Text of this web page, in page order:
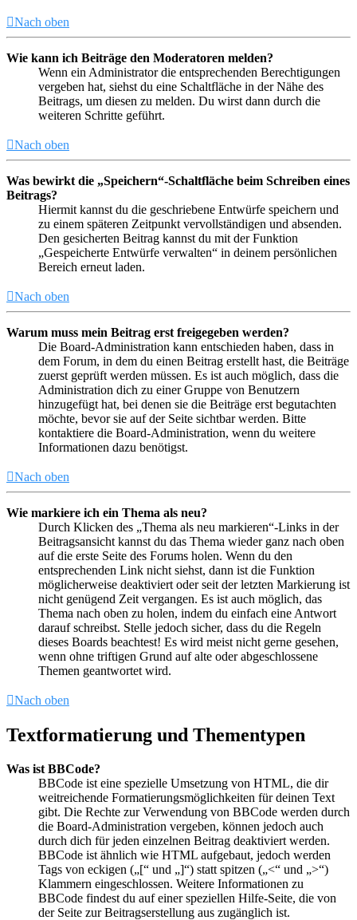
Nach oben
Wie kann ich Beiträge den Moderatoren melden?
Wenn ein Administrator die entsprechenden Berechtigungen
vergeben hat, siehst du eine Schaltfläche in der Nähe des
Beitrags, um diesen zu melden. Du wirst dann durch die
weiteren Schritte geführt.
Nach oben
Was bewirkt die „Speichern“-Schaltfläche beim Schreiben eines
Beitrags?
Hiermit kannst du die geschriebene Entwürfe speichern und
zu einem späteren Zeitpunkt vervollständigen und absenden.
Den gesicherten Beitrag kannst du mit der Funktion
„Gespeicherte Entwürfe verwalten“ in deinem persönlichen
Bereich erneut laden.
Nach oben
Warum muss mein Beitrag erst freigegeben werden?
Die Board-Administration kann entschieden haben, dass in
dem Forum, in dem du einen Beitrag erstellt hast, die Beiträge
zuerst geprüft werden müssen. Es ist auch möglich, dass die
Administration dich zu einer Gruppe von Benutzern
hinzugefügt hat, bei denen sie die Beiträge erst begutachten
möchte, bevor sie auf der Seite sichtbar werden. Bitte
kontaktiere die Board-Administration, wenn du weitere
Informationen dazu benötigst.
Nach oben
Wie markiere ich ein Thema als neu?
Durch Klicken des „Thema als neu markieren“-Links in der
Beitragsansicht kannst du das Thema wieder ganz nach oben
auf die erste Seite des Forums holen. Wenn du den
entsprechenden Link nicht siehst, dann ist die Funktion
möglicherweise deaktiviert oder seit der letzten Markierung ist
nicht genügend Zeit vergangen. Es ist auch möglich, das
Thema nach oben zu holen, indem du einfach eine Antwort
darauf schreibst. Stelle jedoch sicher, dass du die Regeln
dieses Boards beachtest! Es wird meist nicht gerne gesehen,
wenn ohne triftigen Grund auf alte oder abgeschlossene
Themen geantwortet wird.
Nach oben
Textformatierung und Thementypen
Was ist BBCode?
BBCode ist eine spezielle Umsetzung von HTML, die dir
weitreichende Formatierungsmöglichkeiten für deinen Text
gibt. Die Rechte zur Verwendung von BBCode werden durch
die Board-Administration vergeben, können jedoch auch
durch dich für jeden einzelnen Beitrag deaktiviert werden.
BBCode ist ähnlich wie HTML aufgebaut, jedoch werden
Tags von eckigen („[“ und „]“) statt spitzen („<“ und „>“)
Klammern eingeschlossen. Weitere Informationen zu
BBCode findest du auf einer speziellen Hilfe-Seite, die von
der Seite zur Beitragserstellung aus zugänglich ist.